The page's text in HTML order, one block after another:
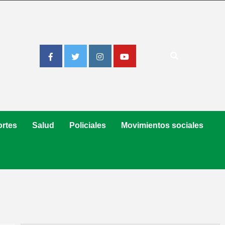
FacebookTwitterInstagramYoutube
Salud Policiales Movimientos sociales